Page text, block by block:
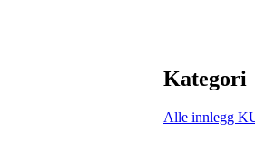
Kategori
Alle innlegg